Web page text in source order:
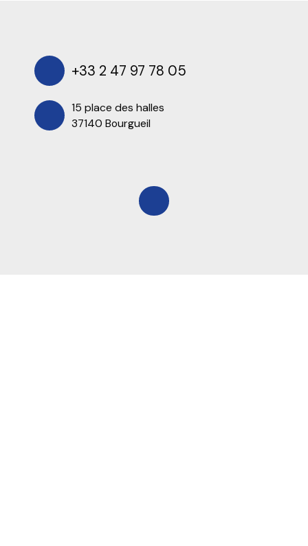
+33 2 47 97 78 05
15 place des halles
37140 Bourgueil